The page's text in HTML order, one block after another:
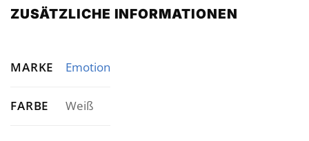
ZUSÄTZLICHE INFORMATIONEN
MARKE Emotion
FARBE Weiß